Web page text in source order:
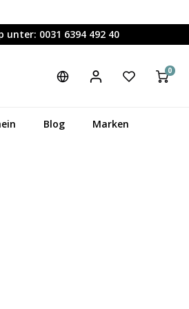
unter: 0031 6394 492 40
0
Blog Marken